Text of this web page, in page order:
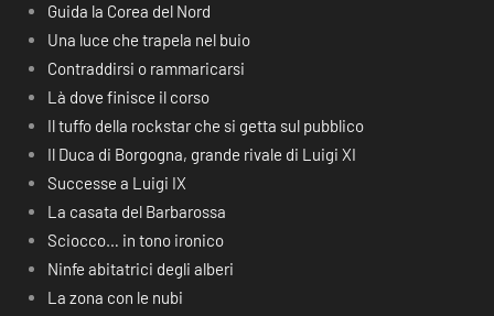
Guida la Corea del Nord
Una luce che trapela nel buio
Contraddirsi o rammaricarsi
Là dove finisce il corso
Il tuffo della rockstar che si getta sul pubblico
Il Duca di Borgogna, grande rivale di Luigi XI
Successe a Luigi IX
La casata del Barbarossa
Sciocco… in tono ironico
Ninfe abitatrici degli alberi
La zona con le nubi